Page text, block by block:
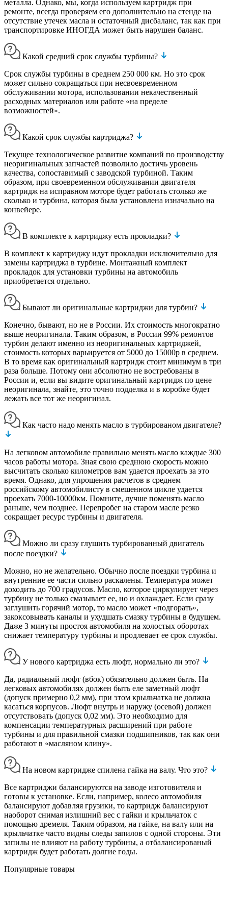
металла. Однако, мы, когда используем картридж при
ремонте, всегда проверяем его дополнительно на стенде на
отсутствие утечек масла и остаточный дисбаланс, так как при
транспортировке ИНОГДА может быть нарушен баланс.
Какой средний срок службы турбины?
Срок службы турбины в среднем 250 000 км. Но это срок
может сильно сокращаться при несвоевременном
обслуживании мотора, использовании некачественный
расходных материалов или работе «на пределе
возможностей».
Какой срок службы картриджа?
Текущее технологическое развитие компаний по производству
неоригинальных запчастей позволило достичь уровень
качества, сопоставимый с заводской турбиной. Таким
образом, при своевременном обслуживании двигателя
картридж на исправном моторе будет работать столько же
сколько и турбина, которая была установлена изначально на
конвейере.
В комплекте к картриджу есть прокладки?
В комплект к картриджу идут прокладки исключительно для
замены картриджа в турбине. Монтажный комплект
прокладок для установки турбины на автомобиль
приобретается отдельно.
Бывают ли оригинальные картриджи для турбин?
Конечно, бывают, но не в России. Их стоимость многократно
выше неоригинала. Таким образом, в России 99% ремонтов
турбин делают именно из неоригинальных картриджей,
стоимость которых варьируется от 5000 до 15000р в среднем.
В то время как оригинальный картридж стоит минимум в три
раза больше. Потому они абсолютно не востребованы в
России и, если вы видите оригинальный картридж по цене
неоригинала, знайте, это точно подделка и в коробке будет
лежать все тот же неоригинал.
Как часто надо менять масло в турбированом двигателе?
На легковом автомобиле правильно менять масло каждые 300
часов работы мотора. Зная свою среднюю скорость можно
высчитать сколько километров вам удается проехать за это
время. Однако, для упрощения расчетов в среднем
российскому автомобилисту в смешенном цикле удается
проехать 7000-10000км. Помните, лучше поменять масло
раньше, чем позднее. Перепробег на старом масле резко
сокращает ресурс турбины и двигателя.
Можно ли сразу глушить турбированный двигатель
после поездки?
Можно, но не желательно. Обычно после поездки турбина и
внутренние ее части сильно раскалены. Температура может
доходить до 700 градусов. Масло, которое циркулирует через
турбину не только смазывает ее, но и охлаждает. Если сразу
заглушить горячий мотор, то масло может «подгорать»,
закоксовывать каналы и ухудшать смазку турбины в будущем.
Даже 3 минуты простоя автомобиля на холостых оборотах
снижает температуру турбины и продлевает ее срок службы.
У нового картриджа есть люфт, нормально ли это?
Да, радиальный люфт (вбок) обязательно должен быть. На
легковых автомобилях должен быть еле заметный люфт
(допуск примерно 0,2 мм), при этом крыльчатка не должна
касаться корпусов. Люфт внутрь и наружу (осевой) должен
отсутствовать (допуск 0,02 мм). Это необходимо для
компенсации температурных расширений при работе
турбины и для правильной смазки подшипников, так как они
работают в «масляном клину».
На новом картридже спилена гайка на валу. Что это?
Все картриджи балансируются на заводе изготовителя и
готовы к установке. Если, например, колесо автомобиля
балансируют добавляя грузики, то картридж балансируют
наоборот снимая излишний вес с гайки и крыльчаток с
помощью дремеля. Таким образом, на гайке, на валу или на
крыльчатке часто видны следы запилов с одной стороны. Эти
запилы не влияют на работу турбины, а отбалансированый
картридж будет работать долгие годы.
Популярные товары